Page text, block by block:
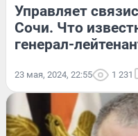
Управляет
Сочи. Что
генерал-
23 мая, 2024, 22:55 1 231